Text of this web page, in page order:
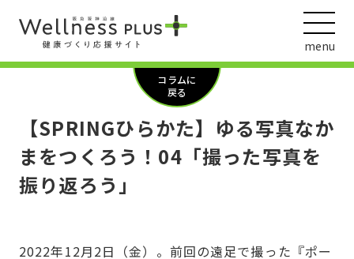
menu
コラムに
戻る
【SPRINGひらかた】ゆる写真なか
まをつくろう！04「撮った写真を
振り返ろう」
2022年12月2日（金）。前回の遠足で撮った『ポー
ウェルネス動画
ヘルスケアの取組